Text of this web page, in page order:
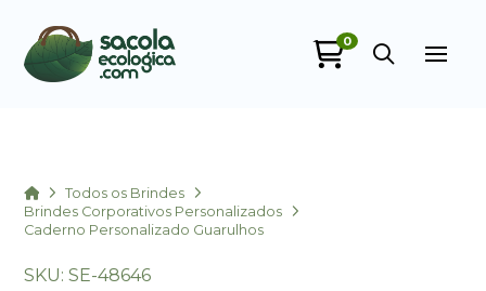
0
HomeTodos os Brindes
Brindes Corporativos Personalizados
Caderno Personalizado Guarulhos
SKU: SE-48646